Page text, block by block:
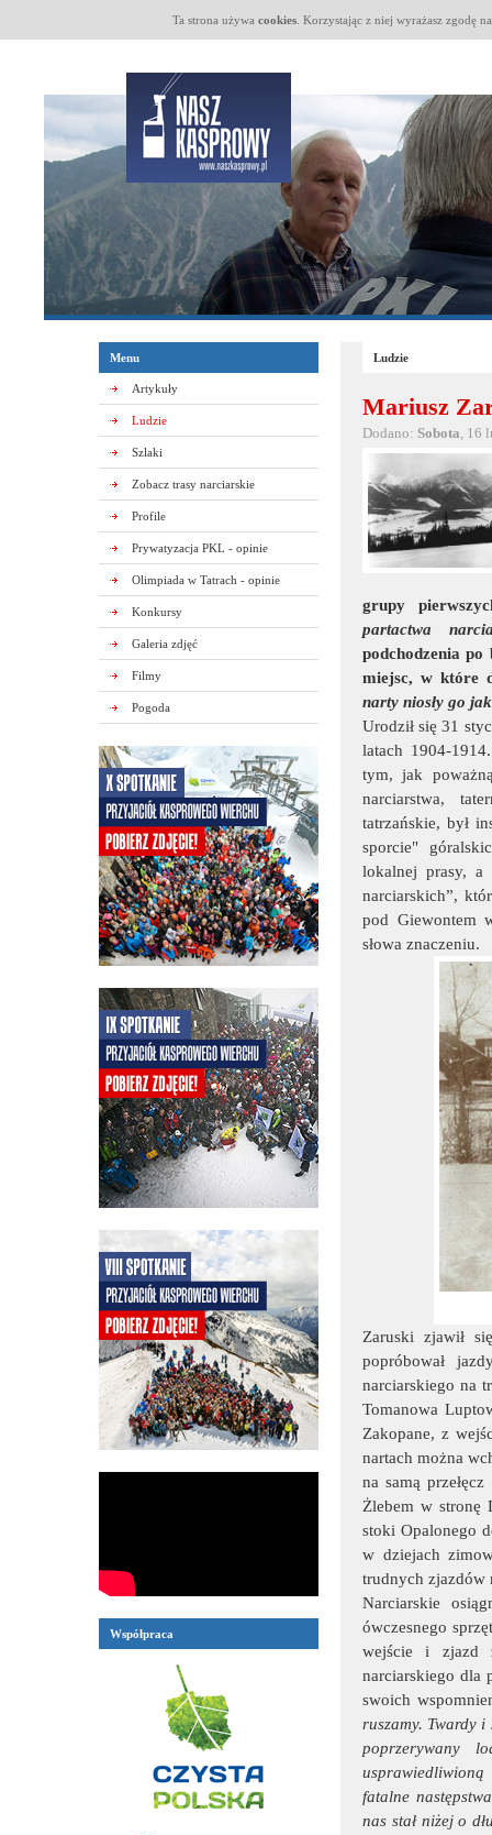
Ta strona używa cookies. Korzystając z niej wyrażasz zgodę
Menu
Artykuły
Ludzie
Szlaki
Zobacz trasy narciarskie
Profile
Prywatyzacja PKL - opinie
Olimpiada w Tatrach - opinie
Konkursy
Galeria zdjęć
Filmy
Pogoda
Współpraca
Ludzie
Mariusz
Dodano: Sobota, 16
grupy
partactwa
podchodzenia
miejsc, w które
narty niosły go
Urodził się 31
latach 1904-
tym, jak
narciarstwa,
tatrzańskie, był
sporcie"
lokalnej prasy, a
narciarskich”,
pod Giewontem
słowa znaczeniu.
Zaruski zjawił
popróbował
narciarskiego na
Tomanowa
Zakopane, z
nartach można
na samą
Żlebem w stronę
stoki Opalonego
w dziejach
trudnych zjazdów
Narciarskie
ówczesnego
wejście i zjazd
narciarskiego dla
swoich
ruszamy. Twardy
poprzerywany
fatalne
nas stał niżej o